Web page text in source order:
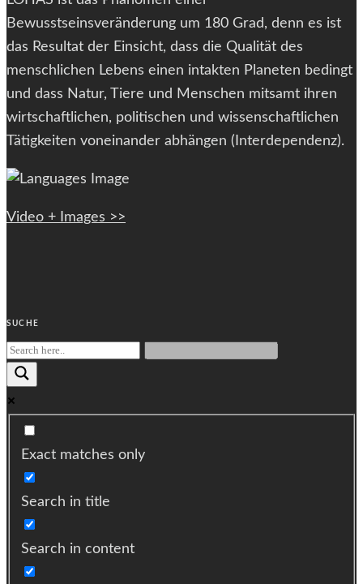
Bewusstseinsveränderung um 180 Grad, denn es ist
das Resultat der Einsicht, dass die Qualität des
menschlichen Lebens einen intakten Planeten bedingt
und dass Natur, Tiere und Menschen mitsamt ihren
wirtschaftlichen, politischen und wissenschaftlichen
Tätigkeiten voneinander abhängen (Interdependenz).
Video + Images >>
SUCHE
Exact matches only
Search in title
Search in content